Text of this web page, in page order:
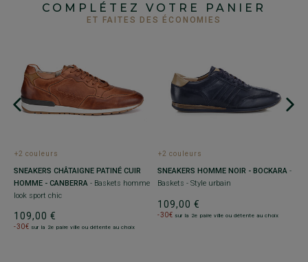
COMPLÉTEZ VOTRE PANIER
ET FAITES DES ÉCONOMIES
+2 couleurs
SNEAKERS CHÂTAIGNE PATINÉ CUIR
HOMME - CANBERRA - Baskets homme
look sport chic
109,00 €
-30€ sur la 2e paire ville ou détente au choix
+2 couleurs
SNEAKERS HOMME NOIR - BOCKARA -
Baskets - Style urbain
109,00 €
-30€ sur la 2e paire ville ou détente au choix